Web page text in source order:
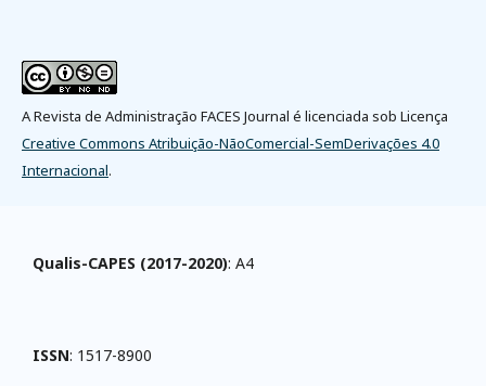
A Revista de Administração FACES Journal é licenciada sob Licença
Creative Commons Atribuição-NãoComercial-SemDerivações 4.0
Internacional.
Qualis-CAPES (2017-2020): A4
ISSN: 1517-8900